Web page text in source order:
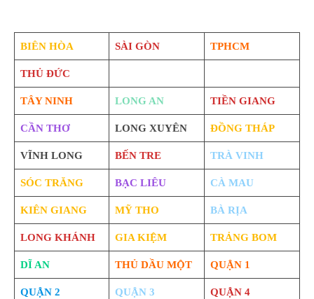
BIÊN HÒA SÀI GÒN TPHCM
THỦ ĐỨC
TÂY NINH LONG AN TIỀN GIANG
CẦN THƠ LONG XUYÊN ĐỒNG THÁP
VĨNH LONG BẾN TRE TRÀ VINH
SÓC TRĂNG BẠC LIÊU CÀ MAU
KIÊN GIANG MỸ THO BÀ RỊA
LONG KHÁNH GIA KIỆM TRẢNG BOM
DĨ AN THỦ DẦU MỘT QUẬN 1
QUẬN 2 QUẬN 3 QUẬN 4